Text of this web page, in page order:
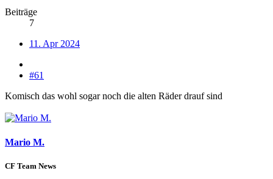
Beiträge
7
11. Apr 2024
#61
Komisch das wohl sogar noch die alten Räder drauf sind
Mario M.
CF Team News